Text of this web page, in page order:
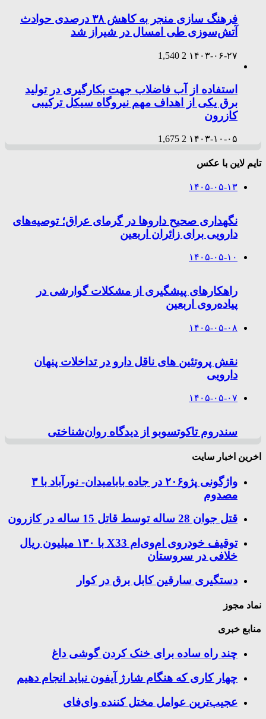
فرهنگ سازی منجر به کاهش ۳۸ درصدی حوادث
آتش‌سوزی طی امسال در شیراز شد
۱۴۰۳-۰۶-۲۷ 2
1,540
استفاده از آب فاضلاب جهت بکارگیری در تولید
برق یکی از اهداف مهم نیروگاه سیکل ترکیبی
کازرون
۱۴۰۳-۱۰-۰۵ 2
1,675
تایم لاین با عکس
۱۴۰۵-۰۵-۱۳
نگهداری صحیح داروها در گرمای عراق؛ توصیه‌های
دارویی برای زائران اربعین
۱۴۰۵-۰۵-۱۰
راهکارهای پیشگیری از مشکلات گوارشی در
پیاده‌روی اربعین
۱۴۰۵-۰۵-۰۸
نقش پروتئین های ناقل دارو در تداخلات پنهان
دارویی
۱۴۰۵-۰۵-۰۷
سندروم تاکوتسوبو از دیدگاه روان‌شناختی
اخرین اخبار سایت
واژگونی پژو۲۰۶ در جاده بابامیدان- نورآباد با ۳
مصدوم
قتل جوان 28 ساله توسط قاتل 15 ساله در کازرون
توقیف خودروی ام‌وی‌ام X33 با ۱۳۰ میلیون ریال
خلافی در سروستان
دستگیری سارقین کابل برق در کوار
نماد مجوز
منابع خبری
چند راه‌ ساده برای خنک کردن گوشی داغ
چهار کاری که هنگام شارژ آیفون نباید انجام دهیم
عجیب‌ترین عوامل مختل کننده وای‌فای